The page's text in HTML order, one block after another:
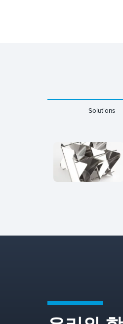
Solutions